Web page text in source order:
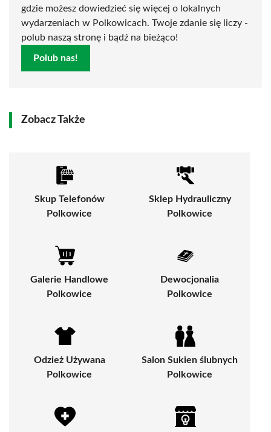
gdzie możesz dowiedzieć się więcej o lokalnych
wydarzeniach w Polkowicach. Twoje zdanie się liczy -
polub naszą stronę i bądź na bieżąco!
Polub nas!
Zobacz Także
Skup Telefonów
Polkowice
Sklep Hydrauliczny
Polkowice
Galerie Handlowe
Polkowice
Dewocjonalia
Polkowice
Odzież Używana
Polkowice
Salon Sukien ślubnych
Polkowice